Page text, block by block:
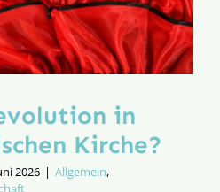
in
Kirche?
2026 | Allgemein,